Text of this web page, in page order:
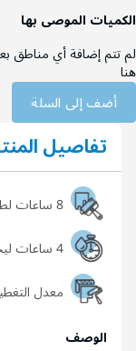
الكميات الموصى بها
لم تتم إضافة أي مناطق
هنا
أضف إلى السلة
تفاصيل
8 ساعات لطلاء الطبقة الثانية
4 ساعات ليجف السطح تماماً
معدل
الوصف